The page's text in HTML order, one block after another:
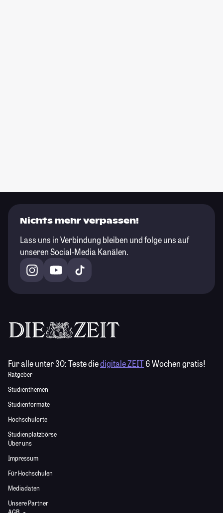
Nichts mehr verpassen!
Lass uns in Verbindung bleiben und folge uns auf
unseren Social-Media Kanälen.
Für alle unter 30:Teste diedigitale ZEIT6 Wochen gratis!
Ratgeber
Studienthemen
Studienformate
Hochschulorte
Studienplatzbörse
Über uns
Impressum
Für Hochschulen
Mediadaten
Unsere Partner